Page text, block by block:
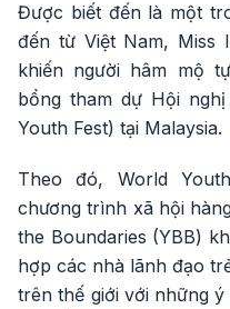
Được biết đến là một
đến từ Việt Nam, Miss
khiến người hâm mộ
bổng tham dự Hội
Youth Fest) tại Malaysia.
Theo đó, World
chương trình xã hội
the Boundaries (YBB)
hợp các nhà lãnh đạo
trên thế giới với những